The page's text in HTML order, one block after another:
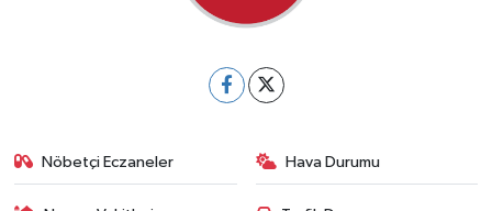
Nöbetçi Eczaneler Hava Durumu